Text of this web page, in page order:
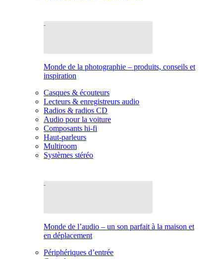
Monde de la photographie – produits, conseils et
inspiration
Casques & écouteurs
Lecteurs & enregistreurs audio
Radios & radios CD
Audio pour la voiture
Composants hi-fi
Haut-parleurs
Multiroom
Systèmes stéréo
Monde de l’audio – un son parfait à la maison et
en déplacement
Périphériques d’entrée